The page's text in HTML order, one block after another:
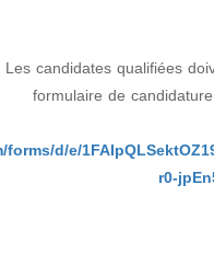
https://docs.google.com/